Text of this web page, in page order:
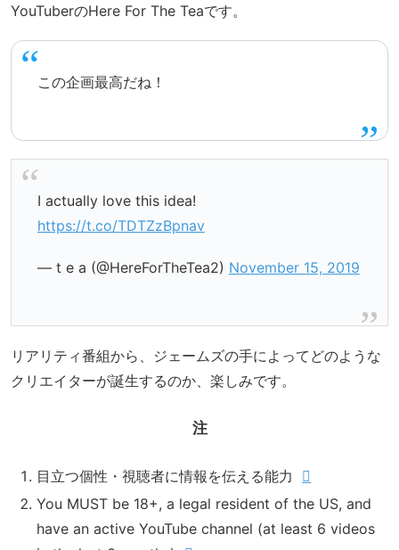
YouTuberのHere For The Teaです。
この企画最高だね！
I actually love this idea!
https://t.co/TDTZzBpnav
— t e a (@HereForTheTea2) November 15, 2019
リアリティ番組から、ジェームズの手によってどのような
クリエイターが誕生するのか、楽しみです。
注
目立つ個性・視聴者に情報を伝える能力
You MUST be 18+, a legal resident of the US, and
have an active YouTube channel (at least 6 videos